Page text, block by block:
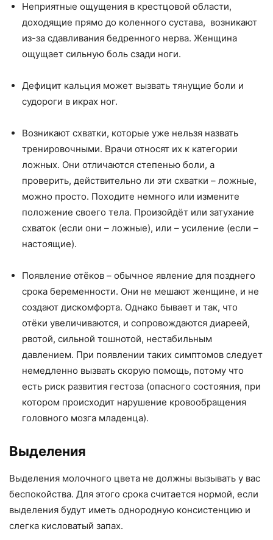
Неприятные ощущения в крестцовой области,
доходящие прямо до коленного сустава, возникают
из-за сдавливания бедренного нерва. Женщина
ощущает сильную боль сзади ноги.
Дефицит кальция может вызвать тянущие боли и
судороги в икрах ног.
Возникают схватки, которые уже нельзя назвать
тренировочными. Врачи относят их к категории
ложных. Они отличаются степенью боли, а
проверить, действительно ли эти схватки – ложные,
можно просто. Походите немного или измените
положение своего тела. Произойдёт или затухание
схваток (если они – ложные), или – усиление (если –
настоящие).
Появление отёков – обычное явление для позднего
срока беременности. Они не мешают женщине, и не
создают дискомфорта. Однако бывает и так, что
отёки увеличиваются, и сопровождаются диареей,
рвотой, сильной тошнотой, нестабильным
давлением. При появлении таких симптомов следует
немедленно вызвать скорую помощь, потому что
есть риск развития гестоза (опасного состояния, при
котором происходит нарушение кровообращения
головного мозга младенца).
Выделения
Выделения молочного цвета не должны вызывать у вас
беспокойства. Для этого срока считается нормой, если
выделения будут иметь однородную консистенцию и
слегка кисловатый запах.